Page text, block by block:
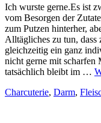
Ich wurste gerne.Es ist
vom Besorgen der
zum Putzen hinterher,
Alltägliches zu tun,
gleichzeitig ein ganz
nicht gerne mit scharfen
tatsächlich bleibt im …
Charcuterie, Darm,